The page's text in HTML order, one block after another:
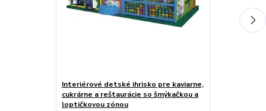
Interiérové detské ihrisko pre kaviarne,
cukrárne a reštaurácie so šmýkačkou a
loptičkovou zónou